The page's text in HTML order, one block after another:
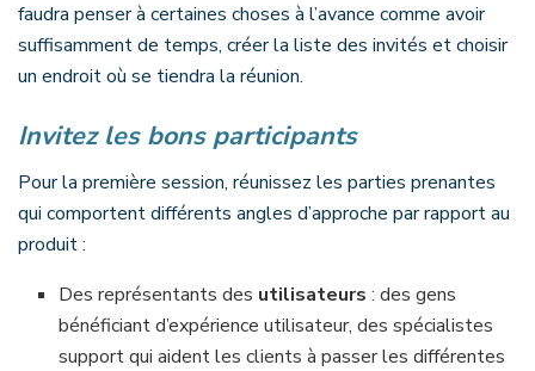
faudra penser à certaines choses à l’avance comme avoir
suffisamment de temps, créer la liste des invités et choisir
un endroit où se tiendra la réunion.
Invitez les bons participants
Pour la première session, réunissez les parties prenantes
qui comportent différents angles d’approche par rapport au
produit :
Des représentants des utilisateurs : des gens
bénéficiant d’expérience utilisateur, des spécialistes
support qui aident les clients à passer les différentes